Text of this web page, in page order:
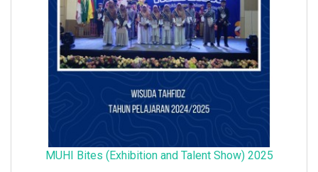
MUHI Bites (Exhibition and Talent Show) 2025